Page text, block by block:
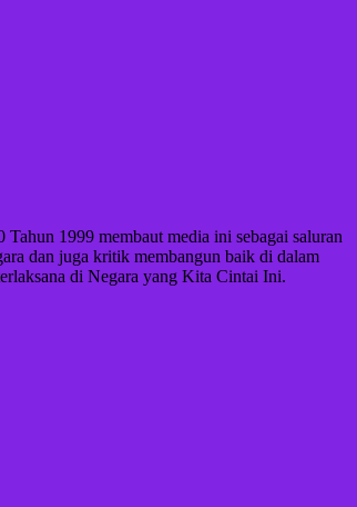
1999 membaut media ini sebagai saluran
dan juga kritik membangun baik di dalam
di Negara yang Kita Cintai Ini.